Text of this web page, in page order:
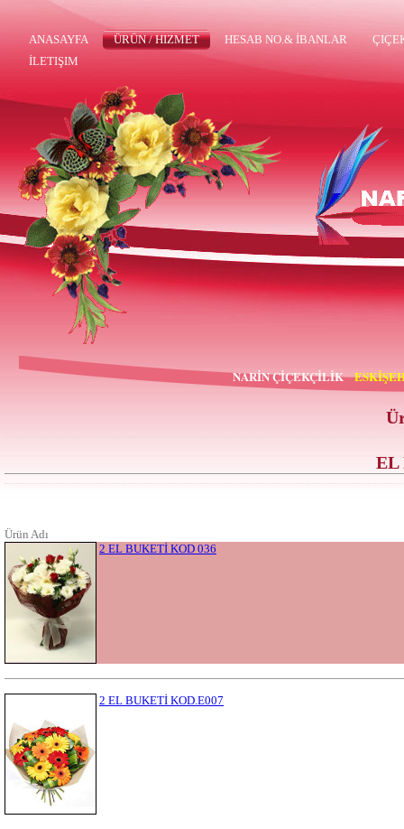
ANASAYFA ÜRÜN / HIZMET HESAB NO.& İBANLAR
İLETIŞIM
NARİN ÇİÇEKÇİLİK
EL
Ürün Adı
2 EL BUKETİ KOD 036
2 EL BUKETİ KOD.E007